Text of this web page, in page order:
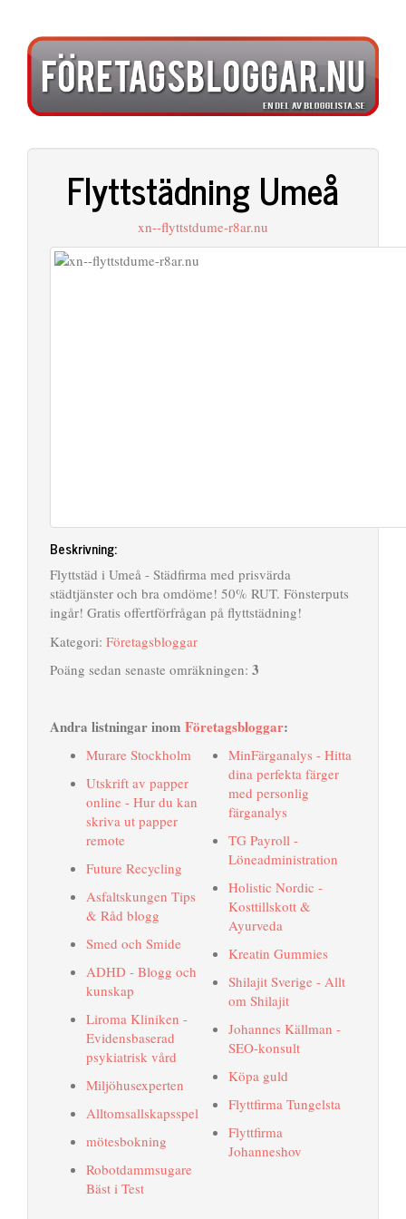
Flyttstädning Umeå
xn--flyttstdume-r8ar.nu
Beskrivning:
Flyttstäd i Umeå - Städfirma med prisvärda
städtjänster och bra omdöme! 50% RUT. Fönsterputs
ingår! Gratis offertförfrågan på flyttstädning!
Kategori: Företagsbloggar
Poäng sedan senaste omräkningen: 3
Andra listningar inom Företagsbloggar:
Murare Stockholm
Utskrift av papper
online - Hur du kan
skriva ut papper
remote
Future Recycling
Asfaltskungen Tips
& Råd blogg
Smed och Smide
ADHD - Blogg och
kunskap
Liroma Kliniken -
Evidensbaserad
psykiatrisk vård
Miljöhusexperten
Alltomsallskapsspel
mötesbokning
Robotdammsugare
Bäst i Test
MinFärganalys - Hitta
dina perfekta färger
med personlig
färganalys
TG Payroll -
Löneadministration
Holistic Nordic -
Kosttillskott &
Ayurveda
Kreatin Gummies
Shilajit Sverige - Allt
om Shilajit
Johannes Källman -
SEO-konsult
Köpa guld
Flyttfirma Tungelsta
Flyttfirma
Johanneshov